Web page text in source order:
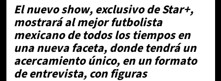
El nuevo show, exclusivo de Star+,
mostrará al mejor futbolista
mexicano de todos los tiempos en
una nueva faceta, donde tendrá un
acercamiento único, en un formato
de entrevista, con figuras